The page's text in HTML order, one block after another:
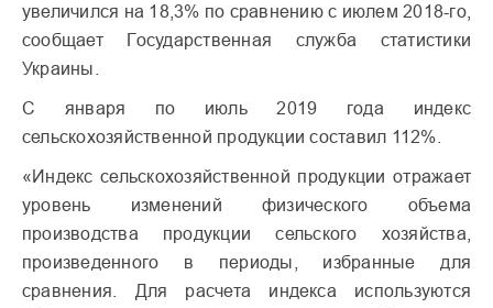
увеличился на 18,3% по сравнению с июлем 2018-го,
сообщает Государственная служба статистики
Украины.
С января по июль 2019 года индекс
сельскохозяйственной продукции составил 112%.
«Индекс сельскохозяйственной продукции отражает
уровень изменений физического объема
производства продукции сельского хозяйства,
произведенного в периоды, избранные для
сравнения. Для расчета индекса используются